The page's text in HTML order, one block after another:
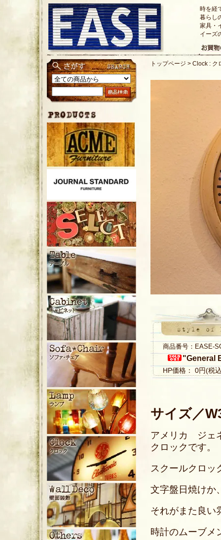
時を経
暮らし
家具・
イーズ
トップページ > Clock : ク
商品番号：EASE-
"General
HP価格： 0円(税
サイズ／
アメリカ ジェ
クロックです。
スクールクロッ
文字盤日焼けか
それがまた良い
時計のムーブメ